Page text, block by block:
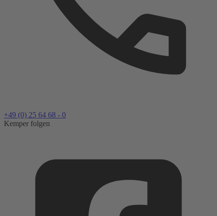
+49 (0) 25 64 68 - 0
Kemper folgen